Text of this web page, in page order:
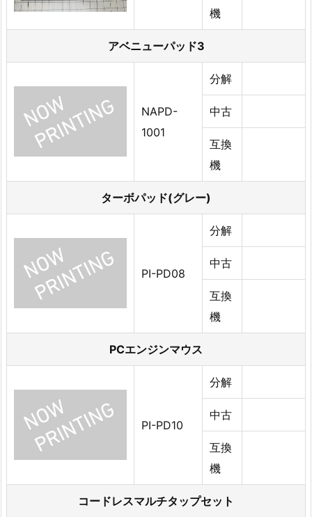
機
アベニューパッド3
NAPD-
1001
分解
中古
互換
機
ターボパッド(グレー)
PI-PD08
分解
中古
互換
機
PCエンジンマウス
PI-PD10
分解
中古
互換
機
コードレスマルチタップセット